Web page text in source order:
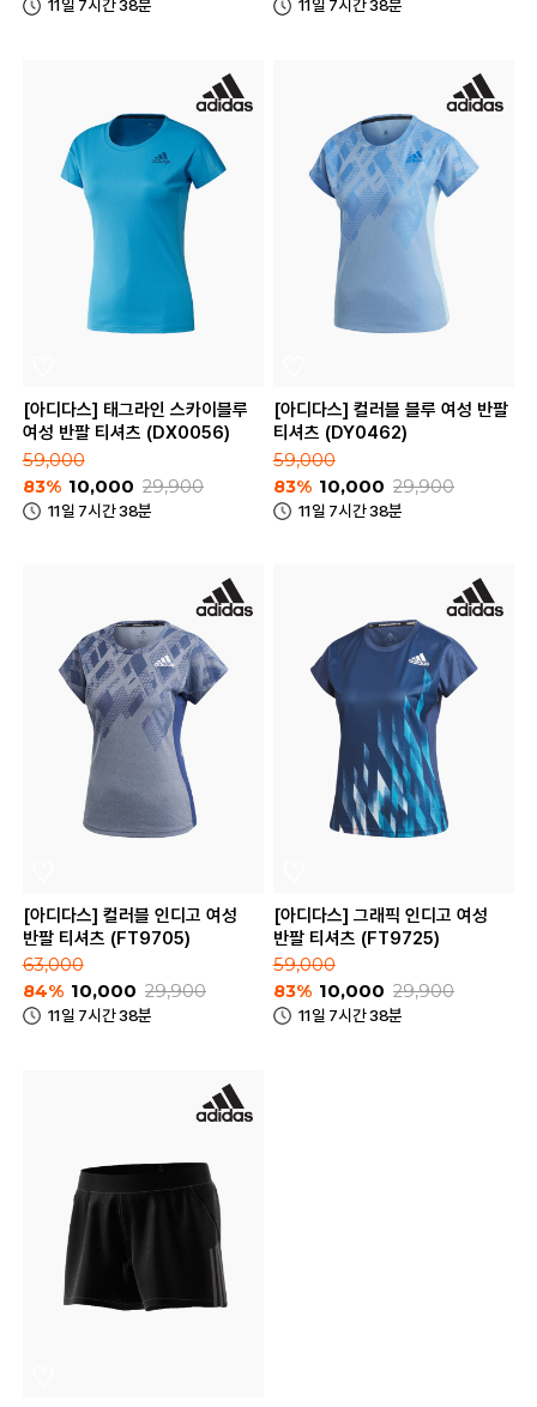
11일 7시간 38분 11일 7시간 38분
[아디다스] 태그라인 스카이블루
여성 반팔 티셔츠 (DX0056)
59,000
83% 10,000 29,900
11일 7시간 38분
[아디다스] 컬러블 블루 여성 반팔
티셔츠 (DY0462)
59,000
83% 10,000 29,900
11일 7시간 38분
[아디다스] 컬러블 인디고 여성
반팔 티셔츠 (FT9705)
63,000
84% 10,000 29,900
11일 7시간 38분
[아디다스] 그래픽 인디고 여성
반팔 티셔츠 (FT9725)
59,000
83% 10,000 29,900
11일 7시간 38분